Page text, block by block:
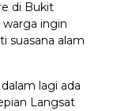
di Bukit
warga ingin
suasana alam
lagi ada
Langsat